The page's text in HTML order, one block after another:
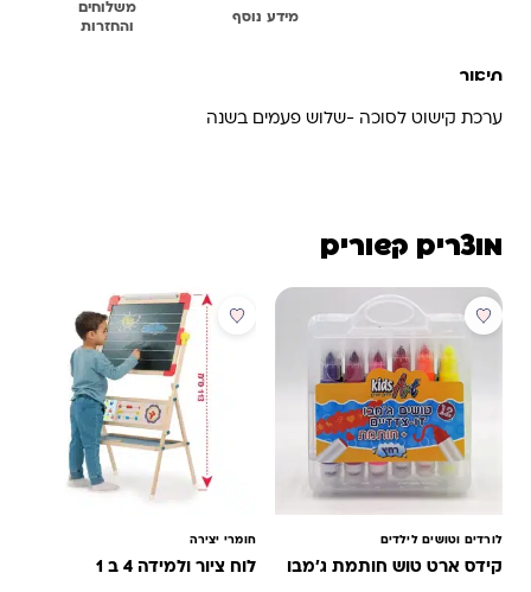
מידע נוסף
משלוחים
והחזרות
תיאור
ערכת קישוט לסוכה -שלוש פעמים בשנה
מוצרים קשורים
לורדים וטושים לילדים
קידס ארט טוש חותמת ג'מבו
מבצע
חומרי יצירה
לוח ציור ולמידה 4 ב 1